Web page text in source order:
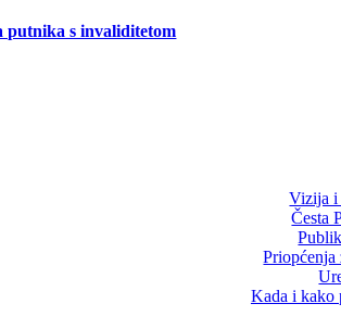
putnika s invaliditetom
Vizija i
Česta
Priopćenja
Kada i kako